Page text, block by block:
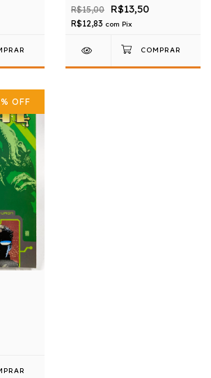
R$15,00 R$13,50
R$12,83 com Pix
% OFF